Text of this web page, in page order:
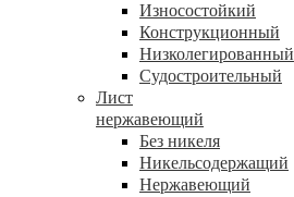
Износостойкий
Конструкционный
Низколегированный
Судостроительный
Лист
нержавеющий
Без никеля
Никельсодержащий
Нержавеющий